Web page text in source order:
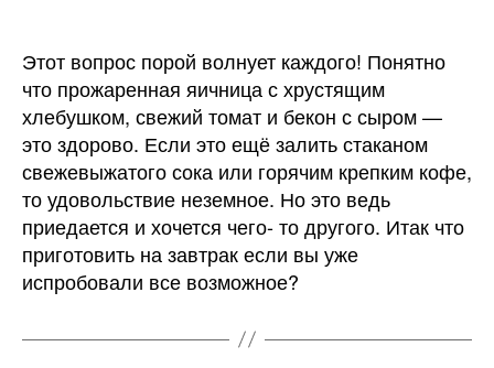
Этот вопрос порой волнует каждого! Понятно
что прожаренная яичница с хрустящим
хлебушком, свежий томат и бекон с сыром —
это здорово. Если это ещё залить стаканом
свежевыжатого сока или горячим крепким кофе,
то удовольствие неземное. Но это ведь
приедается и хочется чего- то другого. Итак что
приготовить на завтрак если вы уже
испробовали все возможное?